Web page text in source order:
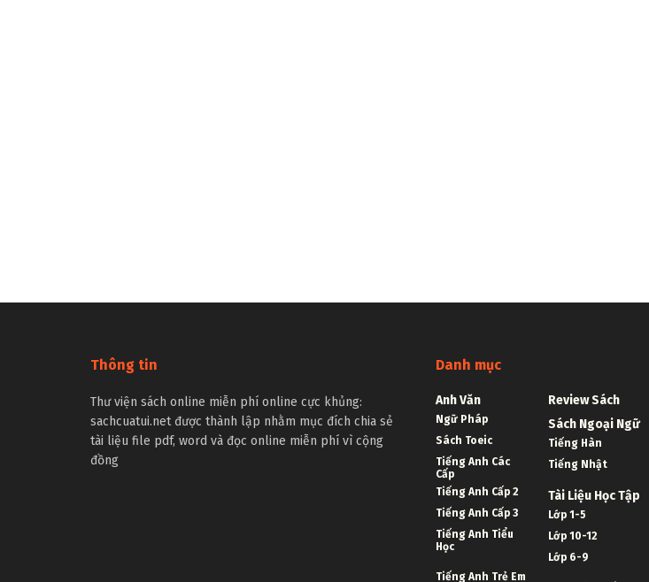
Thông tin
Thư viện sách online miễn phí online cực khủng:
sachcuatui.net được thành lập nhằm mục đích chia sẻ
tài liệu file pdf, word và đọc online miễn phí vì cộng
đồng
Danh mục
Anh Văn
Ngữ Pháp
Sách Toeic
Tiếng Anh Các
Cấp
Tiếng Anh Cấp 2
Tiếng Anh Cấp 3
Tiếng Anh Tiểu
Học
Tiếng Anh Trẻ Em
Review Sách
Sách Ngoại Ngữ
Tiếng Hàn
Tiếng Nhật
Tài Liệu Học Tập
Lớp 1-5
Lớp 10-12
Lớp 6-9